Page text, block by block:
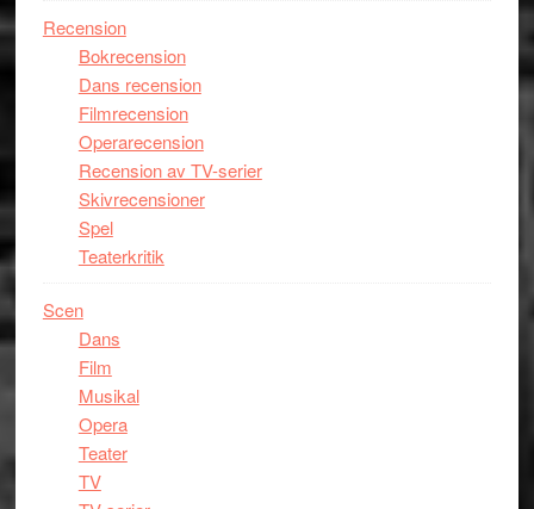
Recension
Bokrecension
Dans recension
Filmrecension
Operarecension
Recension av TV-serier
Skivrecensioner
Spel
Teaterkritik
Scen
Dans
Film
Musikal
Opera
Teater
TV